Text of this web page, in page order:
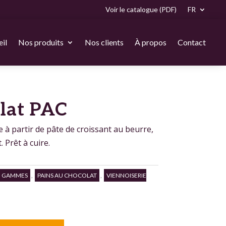
Voir le catalogue (PDF) FR
Nos produits Nos clients À propos Contact
PAC
à partir de pâte de croissant au beurre,
Prêt à cuire.
GAMMES PAINS AU CHOCOLAT
VIENNOISERIE